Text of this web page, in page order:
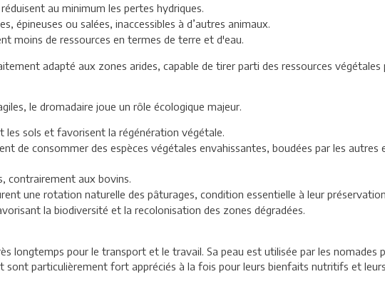
au minimum les pertes hydriques.
épineuses ou salées, inaccessibles à d’autres animaux.
moins de ressources en termes de terre et d'eau.
adapté aux zones arides, capable de tirer parti des ressources végétales
le dromadaire joue un rôle écologique majeur.
les sols et favorisent la régénération végétale.
de consommer des espèces végétales envahissantes, boudées par les autres
contrairement aux bovins.
une rotation naturelle des pâturages, condition essentielle à leur
la biodiversité et la recolonisation des zones dégradées.
longtemps pour le transport et le travail. Sa peau est utilisée par les
sont particulièrement fort appréciés à la fois pour leurs bienfaits nutritifs et